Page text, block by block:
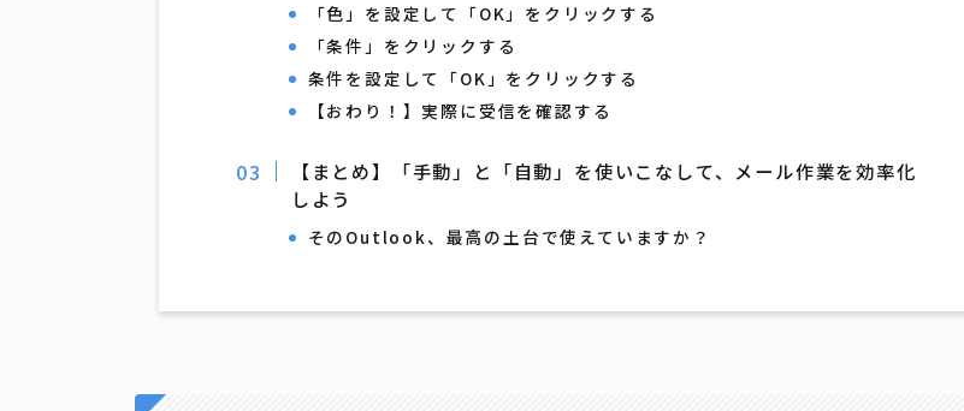
「色」を設定して「OK」をクリックする
「条件」をクリックする
条件を設定して「OK」をクリックする
【おわり！】実際に受信を確認する
【まとめ】「手動」と「自動」を使いこなして、メール作業を効率化
しよう
そのOutlook、最高の土台で使えていますか？